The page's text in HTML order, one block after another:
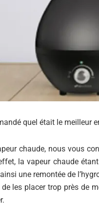
quel était le meilleur
chaude, nous vous
la vapeur chaude
une remontée de
les placer trop près de